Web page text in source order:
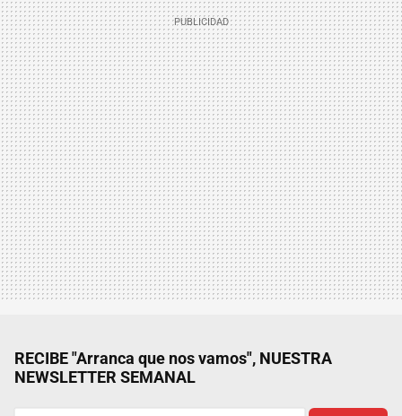
RECIBE "Arranca que nos vamos", NUESTRA
NEWSLETTER SEMANAL